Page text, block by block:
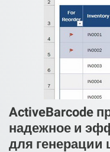
ActiveBarcode
надежное и
для генерации